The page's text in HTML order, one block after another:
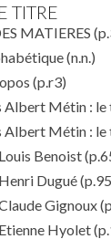
TITRE
MATIERES
(n.n.)
(p.r3)
Albert Métin : le
Albert Métin : le
Benoist
Dugué
Gignoux
Hyolet